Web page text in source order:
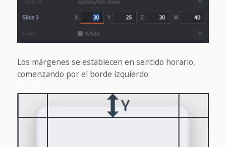
Los márgenes se establecen en sentido horario,
comenzando por el borde izquierdo: